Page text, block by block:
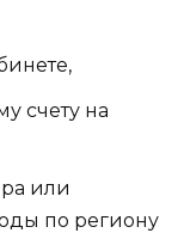
счету на
или
по региону